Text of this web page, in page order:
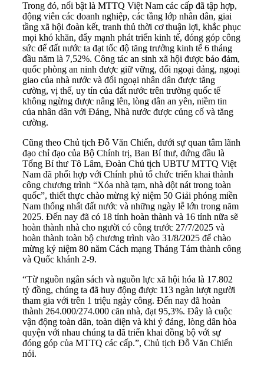
Trong đó, nổi bật là MTTQ Việt Nam các cấp đã tập hợp,
động viên các doanh nghiệp, các tầng lớp nhân dân, giai
tầng xã hội đoàn kết, tranh thủ thời cơ thuận lợi, khắc phục
mọi khó khăn, đẩy mạnh phát triển kinh tế, đóng góp công
sức để đất nước ta đạt tốc độ tăng trưởng kinh tế 6 tháng
đầu năm là 7,52%. Công tác an sinh xã hội được bảo đảm,
quốc phòng an ninh được giữ vững, đối ngoại đảng, ngoại
giao của nhà nước và đối ngoại nhân dân được tăng
cường, vị thế, uy tín của đất nước trên trường quốc tế
không ngừng được nâng lên, lòng dân an yên, niềm tin
của nhân dân với Đảng, Nhà nước được củng cố và tăng
cường.
Cũng theo Chủ tịch Đỗ Văn Chiến, dưới sự quan tâm lãnh
đạo chỉ đạo của Bộ Chính trị, Ban Bí thư, đứng đầu là
Tổng Bí thư Tô Lâm, Đoàn Chủ tịch UBTƯ MTTQ Việt
Nam đã phối hợp với Chính phủ tổ chức triển khai thành
công chương trình “Xóa nhà tạm, nhà dột nát trong toàn
quốc”, thiết thực chào mừng kỷ niệm 50 Giải phóng miền
Nam thống nhất đất nước và những ngày lễ lớn trong năm
2025. Đến nay đã có 18 tỉnh hoàn thành và 16 tỉnh nữa sẽ
hoàn thành nhà cho người có công trước 27/7/2025 và
hoàn thành toàn bộ chương trình vào 31/8/2025 để chào
mừng kỷ niệm 80 năm Cách mạng Tháng Tám thành công
và Quốc khánh 2-9.
“Từ nguồn ngân sách và nguồn lực xã hội hóa là 17.802
tỷ đồng, chúng ta đã huy động được 113 ngàn lượt người
tham gia với trên 1 triệu ngày công. Đến nay đã hoàn
thành 264.000/274.000 căn nhà, đạt 95,3%. Đây là cuộc
vận động toàn dân, toàn diện và khi ý đảng, lòng dân hòa
quyện với nhau chúng ta đã triển khai đồng bộ với sự
đóng góp của MTTQ các cấp.”, Chủ tịch Đỗ Văn Chiến
nói.